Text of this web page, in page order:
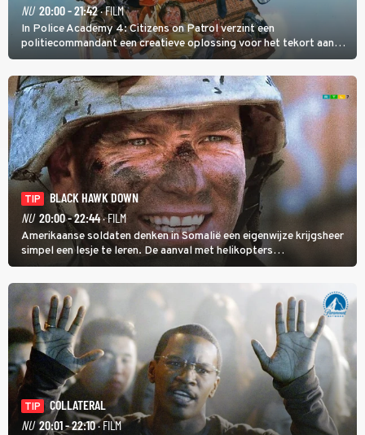
NU 20:00 - 21:42· FILM
In Police Academy 4: Citizens on Patrol verzint een
politiecommandant een creatieve oplossing voor het tekort aan
agenten.
TIP
BLACK HAWK DOWN
NU 20:00 - 22:44· FILM
Amerikaanse soldaten denken in Somalië een eigenwijze krijgsheer
simpel een lesje te leren. De aanval met helikopters
verloopt in Black Hawk down dramatisch.
TIP
COLLATERAL
NU 20:01 - 22:10· FILM